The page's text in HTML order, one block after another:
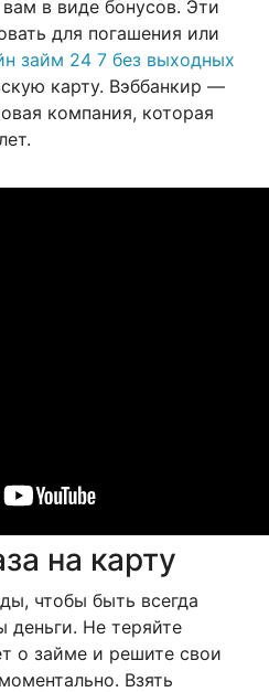
в виде бонусов. Эти
для погашения или
займ 24 7 без выходных
карту. Вэббанкир —
компания, которая
на карту
чтобы быть всегда
деньги. Не теряйте
о займе и решите свои
Взять